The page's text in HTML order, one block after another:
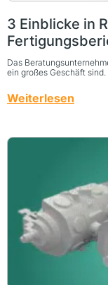
3 Einblicke in
Das
ein großes Geschäft sind.
Weiterlesen